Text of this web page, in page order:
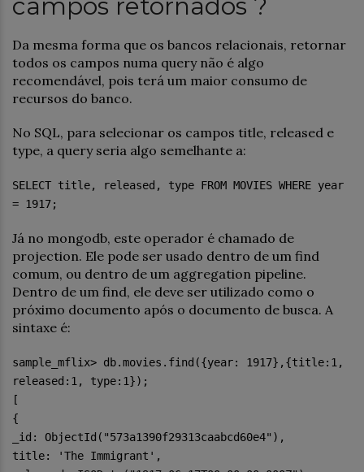
Da mesma forma que os bancos relacionais, retornar
todos os campos numa query não é algo
recomendável, pois terá um maior consumo de
recursos do banco.
No SQL, para selecionar os campos title, released e
type, a query seria algo semelhante a:
SELECT title, released, type FROM MOVIES WHERE year
= 1917;
Já no mongodb, este operador é chamado de
projection. Ele pode ser usado dentro de um find
comum, ou dentro de um aggregation pipeline.
Dentro de um find, ele deve ser utilizado como o
próximo documento após o documento de busca. A
sintaxe é:
sample_mflix> db.movies.find({year: 1917},{title:1,
released:1, type:1});
[
{
_id: ObjectId("573a1390f29313caabcd60e4"),
title: 'The Immigrant',